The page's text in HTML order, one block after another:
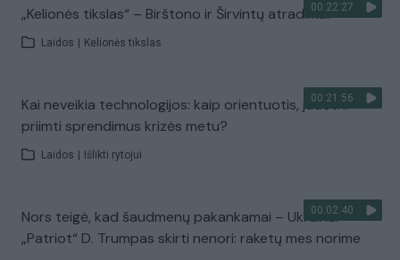
00:22:27
„Kelionės tikslas“ – Birštono ir Širvintų atradimai
Laidos Kelionės tikslas
00:21:56
Kai neveikia technologijos: kaip orientuotis, judėti ir
priimti sprendimus krizės metu?
Laidos Išlikti rytojui
00:02:40
Nors teigė, kad šaudmenų pakankamai – Ukrainai
„Patriot“ D. Trumpas skirti nenori: raketų mes norime